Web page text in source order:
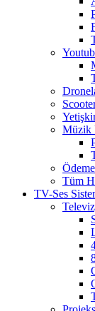
Müzik
Tüm
TV-Ses